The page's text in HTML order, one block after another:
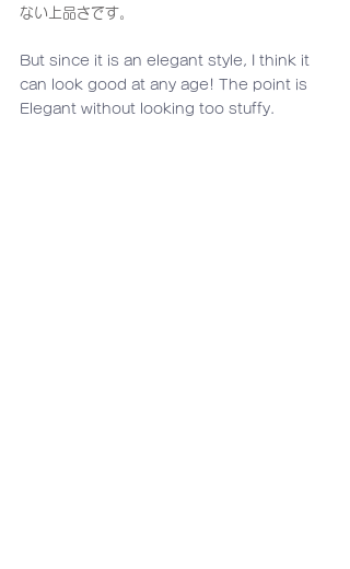
ない上品さです。
But since it is an elegant style, I think it
can look good at any age! The point is
Elegant without looking too stuffy.